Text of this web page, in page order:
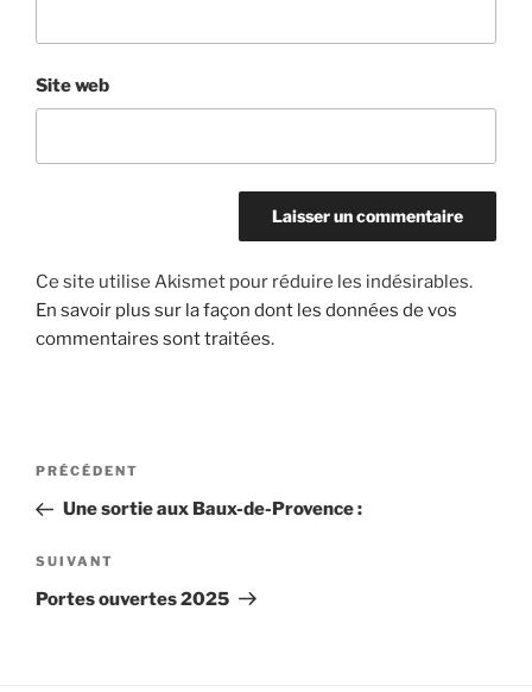
Site web
Ce site utilise Akismet pour réduire les indésirables.
En savoir plus sur la façon dont les données de vos
commentaires sont traitées.
Navigation
l’article
Article
précédent
PRÉCÉDENT
Une sortie aux Baux-de-Provence :
Article
suivant
SUIVANT
Portes ouvertes 2025